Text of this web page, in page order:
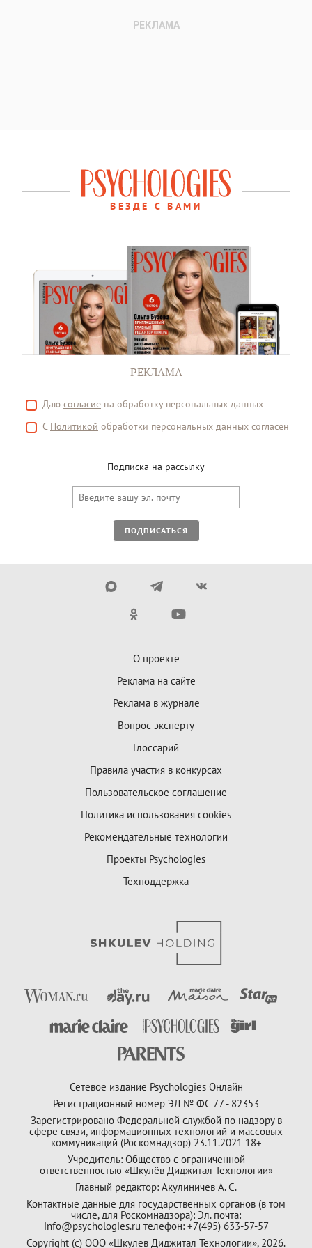
ВЕЗДЕ С ВАМИ
РЕКЛАМА
Даю согласие на обработку персональных данных
С Политикой обработки персональных данных согласен
Подписка на рассылку
ПОДПИСАТЬСЯ
О проекте
Реклама на сайте
Реклама в журнале
Вопрос эксперту
Глоссарий
Правила участия в конкурсах
Пользовательское соглашение
Политика использования cookies
Рекомендательные технологии
Проекты Psychologies
Техподдержка
Сетевое издание Psychologies Онлайн
Регистрационный номер ЭЛ № ФС 77 - 82353
Зарегистрировано Федеральной службой по надзору в
сфере связи, информационных технологий и массовых
коммуникаций (Роскомнадзор) 23.11.2021 18+
Учредитель: Общество с ограниченной
ответственностью «Шкулёв Диджитал Технологии»
Главный редактор: Акулиничев А. С.
Контактные данные для государственных органов (в том
числе, для Роскомнадзора): Эл. почта:
info@psychologies.ru телефон: +7(495) 633-57-57
Copyright (с) ООО «Шкулёв Диджитал Технологии», 2026.